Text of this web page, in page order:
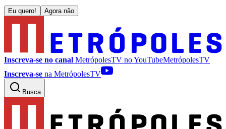
Eu quero! Agora não
Inscreva-se no canal MetrópolesTV noYouTubeMetrópolesTV
Inscreva-se na MetrópolesTV
Busca